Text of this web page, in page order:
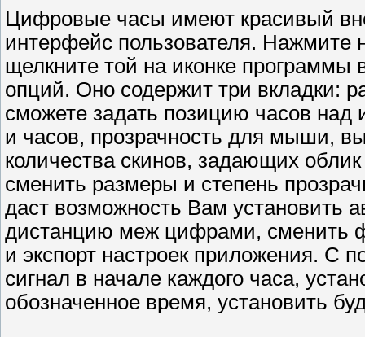
Цифровые часы имеют красивый
интерфейс пользователя.
щелкните той на иконке
опций. Оно содержит три вкладки:
сможете задать позицию часов
и часов, прозрачность для мыши,
количества скинов, задающих
сменить размеры и степень
даст возможность Вам установить
дистанцию меж цифрами, сменить
и экспорт настроек приложения. С
сигнал в начале каждого часа,
обозначенное время, установить